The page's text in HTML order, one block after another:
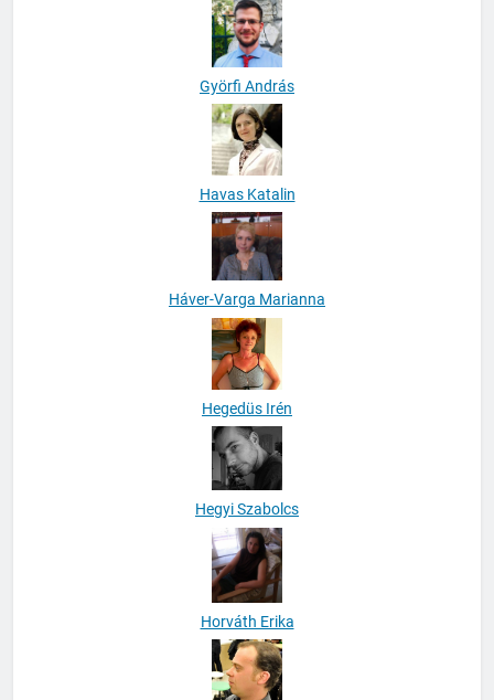
Györfi András
Havas Katalin
Háver-Varga Marianna
Hegedüs Irén
Hegyi Szabolcs
Horváth Erika